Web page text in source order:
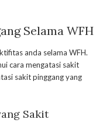
Selama WFH
anda selama WFH.
cara mengatasi sakit
sakit pinggang yang
Sakit